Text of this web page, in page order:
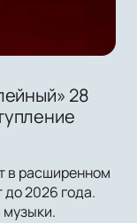
28
в расширенном
2026 года.